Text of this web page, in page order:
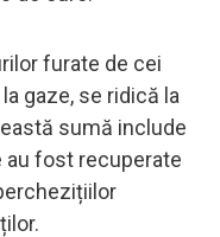
furate de cei
gaze, se ridică la
sumă include
au fost recuperate